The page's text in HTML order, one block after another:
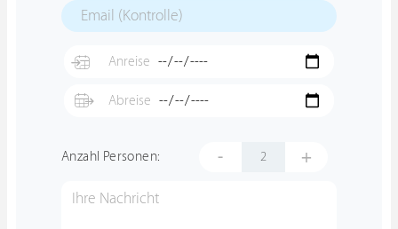
Anzahl Personen: - +